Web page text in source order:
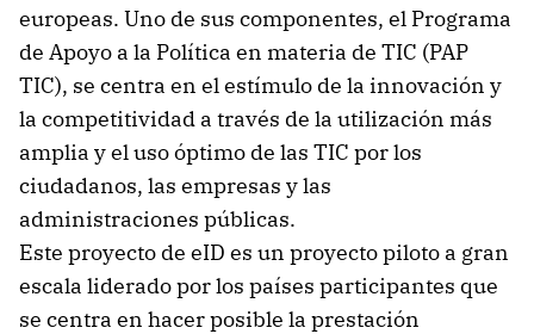
europeas. Uno de sus componentes, el Programa
de Apoyo a la Política en materia de TIC (PAP
TIC), se centra en el estímulo de la innovación y
la competitividad a través de la utilización más
amplia y el uso óptimo de las TIC por los
ciudadanos, las empresas y las
administraciones públicas.
Este proyecto de eID es un proyecto piloto a gran
escala liderado por los países participantes que
se centra en hacer posible la prestación